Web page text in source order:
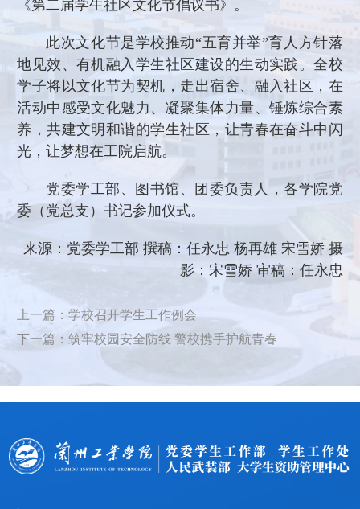
《第二届学生社区文化节倡议书》。
此次文化节是学校推动“五育并举”育人方针落
地见效、有机融入学生社区建设的生动实践。全校
学子将以文化节为契机，走出宿舍、融入社区，在
活动中感受文化魅力、凝聚集体力量、锤炼综合素
养，共建文明和谐的学生社区，让青春在奋斗中闪
光，让梦想在工院启航。
党委学工部、图书馆、团委负责人，各学院党
委（党总支）书记参加仪式。
来源：党委学工部 撰稿：任永忠 杨再雄 宋雪娇 摄
影：宋雪娇 审稿：任永忠
上一篇：学校召开学生工作例会
下一篇：筑牢校园安全防线 警校携手护航青春​​